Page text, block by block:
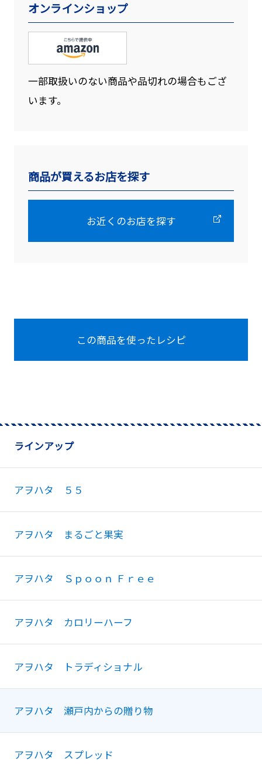
オンラインショップ
一部取扱いのない商品や品切れの場合もござ
います。
商品が買えるお店を探す
お近くのお店を探す
この商品を使ったレシピ
ラインアップ
アヲハタ ５５
アヲハタ まるごと果実
アヲハタ Ｓｐｏｏｎ Ｆｒｅｅ
アヲハタ カロリーハーフ
アヲハタ トラディショナル
アヲハタ 瀬戸内からの贈り物
アヲハタ スプレッド